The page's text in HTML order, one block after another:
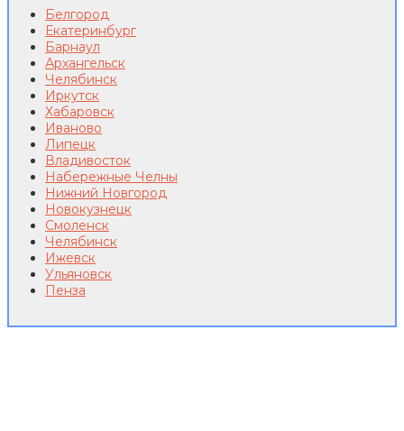
Белгород
Екатеринбург
Барнаул
Архангельск
Челябинск
Иркутск
Хабаровск
Иваново
Липецк
Владивосток
Набережные Челны
Нижний Новгород
Новокузнецк
Смоленск
Челябинск
Ижевск
Ульяновск
Пенза